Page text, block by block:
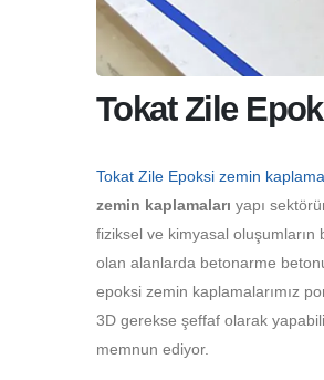
Tokat Zile
Tokat Zile Epoksi zemin kaplama
zemin kaplamaları yapı
fiziksel ve kimyasal oluşumların
olan alanlarda betonarme
epoksi zemin kaplamalarımız
3D gerekse şeffaf olarak
memnun ediyor.